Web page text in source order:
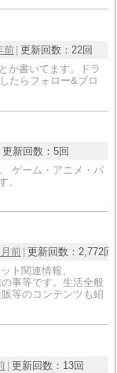
前 更新回数： 22回
か書いてます。ドラ
たらフォロー&ブロ
更新回数： 5回
ゲーム・アニメ・パ
。
前 更新回数： 2,772回
ト関連情報、
事等です。生活全般
等のコンテンツも紹
更新回数： 13回